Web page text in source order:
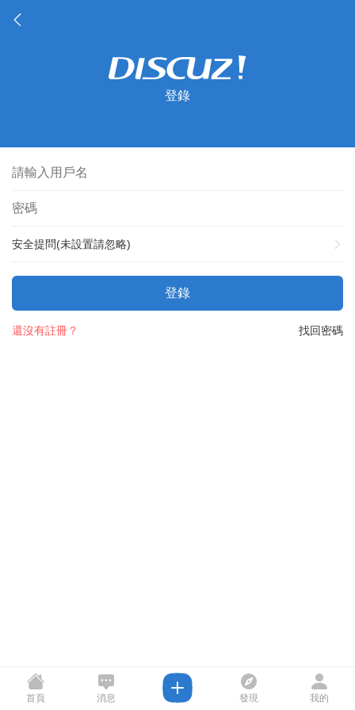
登錄
安全提問(未設置請忽略)
登錄
找回密碼
還沒有註冊？
首頁 消息 發現 我的